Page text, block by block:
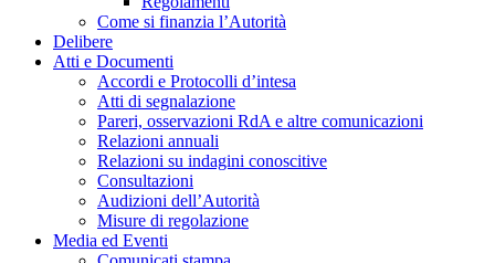
Come si finanzia l’Autorità
Delibere
Atti e Documenti
Accordi e Protocolli d’intesa
Atti di segnalazione
Pareri, osservazioni RdA e altre comunicazioni
Relazioni annuali
Relazioni su indagini conoscitive
Consultazioni
Audizioni dell’Autorità
Misure di regolazione
Media ed Eventi